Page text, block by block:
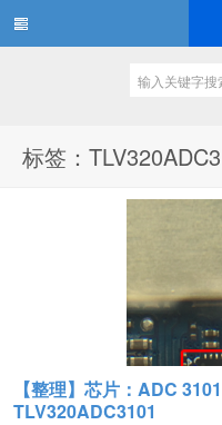
标签：
【整理】芯片：ADC
TLV320ADC3101